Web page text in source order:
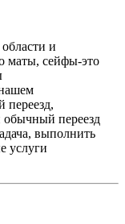
и
маты, сейфы-это
переезд,
обычный переезд
выполнить
услуги